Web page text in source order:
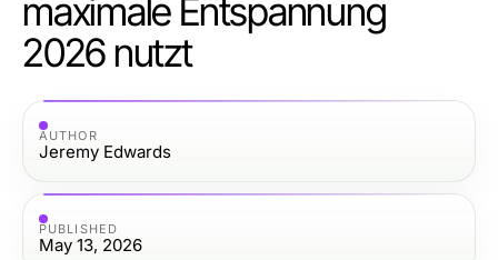
maximale Entspannung
2026 nutzt
AUTHOR
Jeremy Edwards
PUBLISHED
May 13, 2026